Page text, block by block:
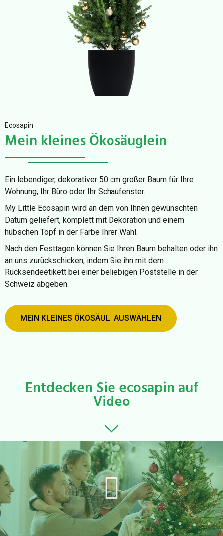
Ecosapin
Mein kleines Ökosäuglein
Ein lebendiger, dekorativer 50 cm großer Baum für Ihre
Wohnung, Ihr Büro oder Ihr Schaufenster.
My Little Ecosapin wird an dem von Ihnen gewünschten
Datum geliefert, komplett mit Dekoration und einem
hübschen Topf in der Farbe Ihrer Wahl.
Nach den Festtagen können Sie Ihren Baum behalten oder ihn
an uns zurückschicken, indem Sie ihn mit dem
Rücksendeetikett bei einer beliebigen Poststelle in der
Schweiz abgeben.
MEIN KLEINES ÖKOSÄULI AUSWÄHLEN
Entdecken Sie ecosapin auf
Video